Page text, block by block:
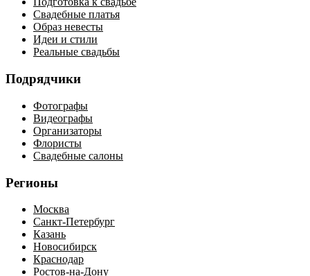
Свадебные платья
Образ невесты
Идеи и стили
Реальные свадьбы
Подрядчики
Фотографы
Видеографы
Организаторы
Флористы
Свадебные салоны
Регионы
Москва
Санкт-Петербург
Казань
Новосибирск
Краснодар
Ростов-на-Дону